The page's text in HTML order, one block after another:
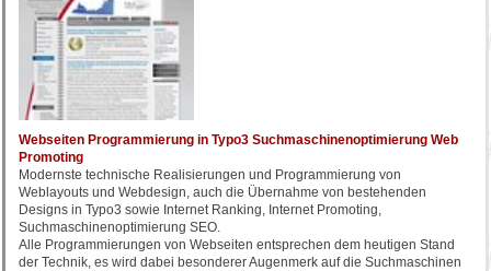
Webseiten Programmierung in Typo3 Suchmaschinenoptimierung Web
Promoting
Modernste technische Realisierungen und Programmierung von
Weblayouts und Webdesign, auch die Übernahme von bestehenden
Designs in Typo3 sowie Internet Ranking, Internet Promoting,
Suchmaschinenoptimierung SEO.
Alle Programmierungen von Webseiten entsprechen dem heutigen Stand
der Technik, es wird dabei besonderer Augenmerk auf die Suchmaschinen